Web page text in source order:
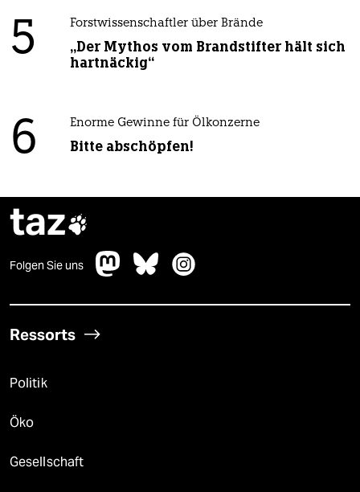
5 Forstwissenschaftler über Brände
„Der Mythos vom Brandstifter hält sich
hartnäckig“
6 Enorme Gewinne für Ölkonzerne
Bitte abschöpfen!
taz
Folgen Sie uns
Ressorts
Politik
Öko
Gesellschaft